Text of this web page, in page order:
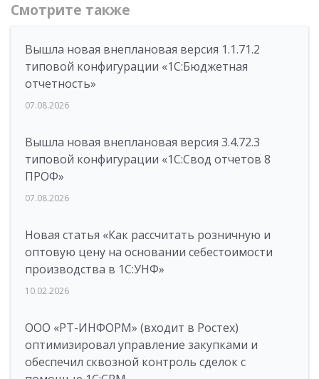
Смотрите также
Вышла новая внеплановая версия 1.1.71.2
типовой конфигурации «1C:Бюджетная
отчетность»
07.08.2026
Вышла новая внеплановая версия 3.4.72.3
типовой конфигурации «1C:Свод отчетов 8
ПРОФ»
07.08.2026
Новая статья «Как рассчитать розничную и
оптовую цену на основании себестоимости
производства в 1С:УНФ»
10.02.2026
ООО «РТ-ИНФОРМ» (входит в Ростех)
оптимизировал управление закупками и
обеспечил сквозной контроль сделок с